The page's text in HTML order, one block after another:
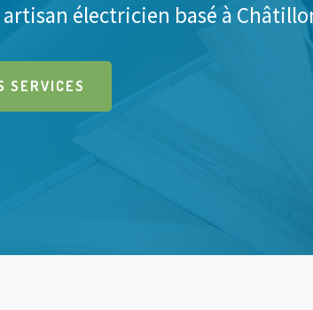
électricien basé à
SERVICES